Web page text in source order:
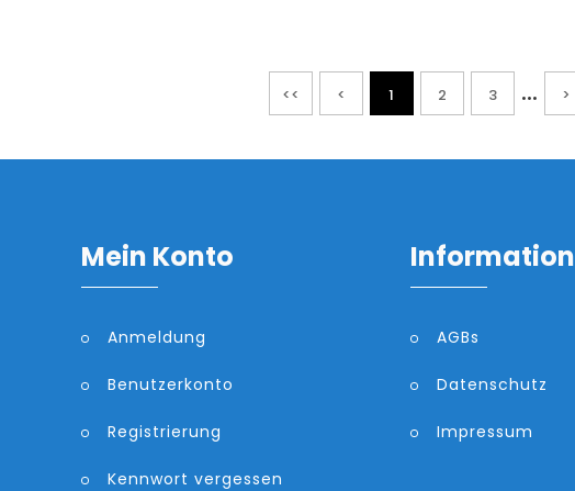
<< < 1 2 3 ... >
Mein Konto
Anmeldung
Benutzerkonto
Registrierung
Kennwort vergessen
Information
AGBs
Datenschutz
Impressum